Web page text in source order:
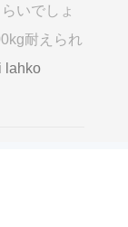
いでしょ
耐えられ
lahko